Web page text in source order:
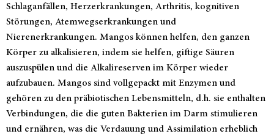
Schlaganfällen, Herzerkrankungen, Arthritis, kognitiven
Störungen, Atemwegserkrankungen und
Nierenerkrankungen. Mangos können helfen, den ganzen
Körper zu alkalisieren, indem sie helfen, giftige Säuren
auszuspülen und die Alkalireserven im Körper wieder
aufzubauen. Mangos sind vollgepackt mit Enzymen und
gehören zu den präbiotischen Lebensmitteln, d.h. sie enthalten
Verbindungen, die die guten Bakterien im Darm stimulieren
und ernähren, was die Verdauung und Assimilation erheblich